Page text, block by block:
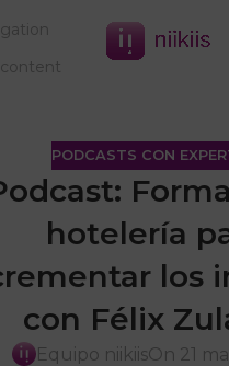
PODCASTS CON
hotelería
los
con Félix
Equipo niikiisOn 21